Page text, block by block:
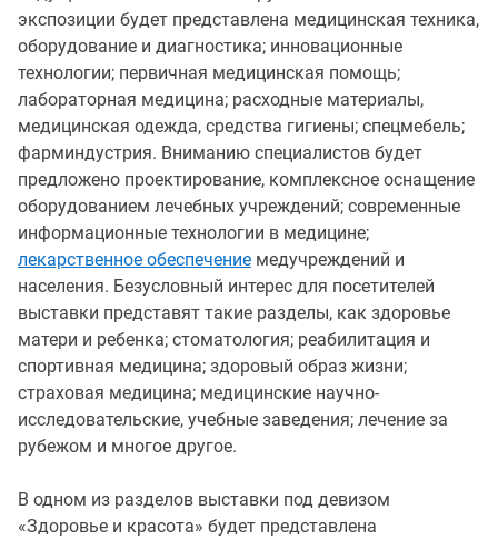
экспозиции будет представлена медицинская техника,
оборудование и диагностика; инновационные
технологии; первичная медицинская помощь;
лабораторная медицина; расходные материалы,
медицинская одежда, средства гигиены; спецмебель;
фарминдустрия. Вниманию специалистов будет
предложено проектирование, комплексное оснащение
оборудованием лечебных учреждений; современные
информационные технологии в медицине;
лекарственное обеспечение медучреждений и
населения. Безусловный интерес для посетителей
выставки представят такие разделы, как здоровье
матери и ребенка; стоматология; реабилитация и
спортивная медицина; здоровый образ жизни;
страховая медицина; медицинские научно-
исследовательские, учебные заведения; лечение за
рубежом и многое другое.
В одном из разделов выставки под девизом
«Здоровье и красота» будет представлена